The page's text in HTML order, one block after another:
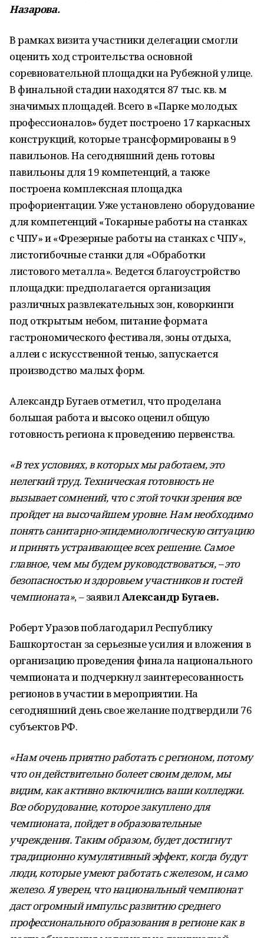
Назарова.
В рамках визита участники делегации смогли
оценить ход строительства основной
соревновательной площадки на Рубежной улице.
В финальной стадии находятся 87 тыс. кв. м
значимых площадей. Всего в «Парке молодых
профессионалов» будет построено 17 каркасных
конструкций, которые трансформированы в 9
павильонов. На сегодняшний день готовы
павильоны для 19 компетенций, а также
построена комплексная площадка
профориентации. Уже установлено оборудование
для компетенций «Токарные работы на станках
с ЧПУ» и «Фрезерные работы на станках с ЧПУ»,
листогибочные станки для «Обработки
листового металла». Ведется благоустройство
площадки: предполагается организация
различных развлекательных зон, коворкинги
под открытым небом, питание формата
гастрономического фестиваля, зоны отдыха,
аллеи с искусственной тенью, запускается
производство малых форм.
Александр Бугаев отметил, что проделана
большая работа и высоко оценил общую
готовность региона к проведению первенства.
«В тех условиях, в которых мы работаем, это
нелегкий труд. Техническая готовность не
вызывает сомнений, что с этой точки зрения все
пройдет на высочайшем уровне. Нам необходимо
понять санитарно-эпидемиологическую ситуацию
и принять устраивающее всех решение. Самое
главное, чем мы будем руководствоваться, – это
безопасностью и здоровьем участников и гостей
чемпионата», – заявилАлександр Бугаев.
Роберт Уразов поблагодарил Республику
Башкортостан за серьезные усилия и вложения в
организацию проведения финала национального
чемпионата и подчеркнул заинтересованность
регионов в участии в мероприятии. На
сегодняшний день свое желание подтвердили 76
субъектов РФ.
«Нам очень приятно работать с регионом, потому
что он действительно болеет своим делом, мы
видим, как активно включились ваши колледжи.
Все оборудование, которое закуплено для
чемпионата, пойдет в образовательные
учреждения. Таким образом, будет достигнут
традиционно кумулятивный эффект, когда будут
люди, которые умеют работать с железом, и само
железо. Я уверен, что национальный чемпионат
даст огромный импульс развитию среднего
профессионального образования в регионе как в